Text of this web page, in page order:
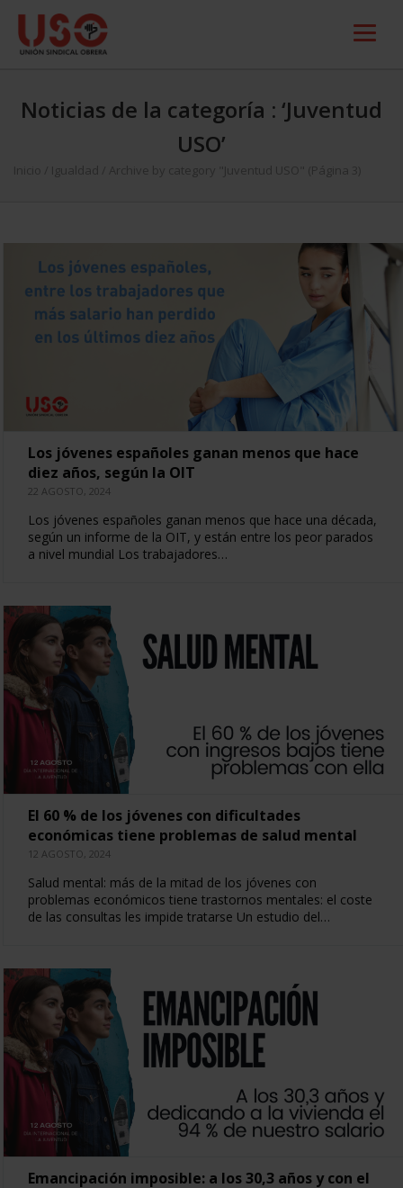
Noticias de la categoría : ‘Juventud
USO’
Inicio Igualdad Archive by category "Juventud USO" (Página 3)
Los jóvenes españoles ganan menos que hace
diez años, según la OIT
22 AGOSTO, 2024
Los jóvenes españoles ganan menos que hace una década,
según un informe de la OIT, y están entre los peor parados
a nivel mundial Los trabajadores…
El 60 % de los jóvenes con dificultades
económicas tiene problemas de salud mental
12 AGOSTO, 2024
Salud mental: más de la mitad de los jóvenes con
problemas económicos tiene trastornos mentales: el coste
de las consultas les impide tratarse Un estudio del…
Emancipación imposible: a los 30,3 años y con el